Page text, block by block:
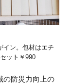
イン。包材はエチ
ット￥990
の防災力向上の